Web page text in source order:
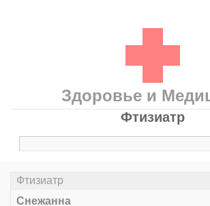
Здоровье и
Фтизиатр
Фтизиатр
Cнежанна